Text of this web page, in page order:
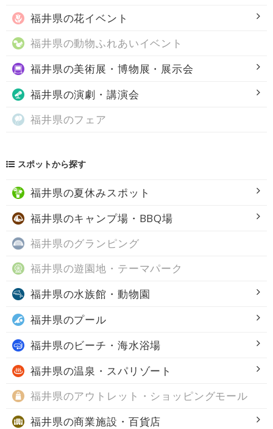
福井県の花イベント
福井県の動物ふれあいイベント
福井県の美術展・博物展・展示会
福井県の演劇・講演会
福井県のフェア
スポットから探す
福井県の夏休みスポット
福井県のキャンプ場・BBQ場
福井県のグランピング
福井県の遊園地・テーマパーク
福井県の水族館・動物園
福井県のプール
福井県のビーチ・海水浴場
福井県の温泉・スパリゾート
福井県のアウトレット・ショッピングモール
福井県の商業施設・百貨店